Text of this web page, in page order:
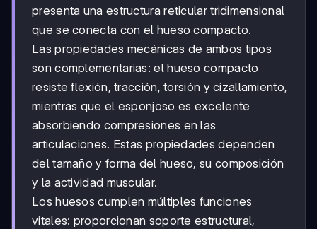
presenta una estructura reticular tridimensional
que se conecta con el hueso compacto.
Las propiedades mecánicas de ambos tipos
son complementarias: el hueso compacto
resiste flexión, tracción, torsión y cizallamiento,
mientras que el esponjoso es excelente
absorbiendo compresiones en las
articulaciones. Estas propiedades dependen
del tamaño y forma del hueso, su composición
y la actividad muscular.
Los huesos cumplen múltiples funciones
vitales: proporcionan soporte estructural,